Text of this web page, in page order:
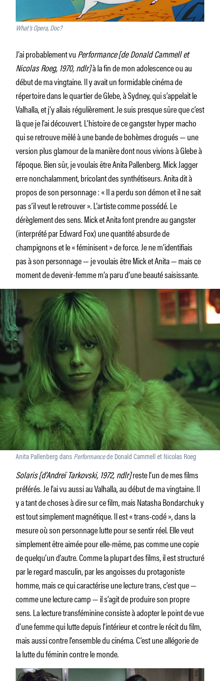
What’s Opera, Doc?
J’ai probablement vuPerformance[de Donald Cammell et
Nicolas Roeg, 1970, ndlr]à la fin de mon adolescence ou au
début de ma vingtaine. Il y avait un formidable cinéma de
répertoire dans le quartier de Glebe, à Sydney, qui s’appelait le
Valhalla, et j’y allais régulièrement. Je suis presque sûre que c’est
là que je l’ai découvert. L’histoire de ce gangster hyper macho
qui se retrouve mêlé à une bande de bohèmes drogués — une
version plus glamour de la manière dont nous vivions à Glebe à
l’époque. Bien sûr, je voulais être Anita Pallenberg. Mick Jagger
erre nonchalamment, bricolant des synthétiseurs. Anita dit à
propos de son personnage : « Il a perdu son démon et il ne sait
pas s’il veut le retrouver ». L’artiste comme possédé. Le
dérèglement des sens. Mick et Anita font prendre au gangster
(interprété par Edward Fox) une quantité absurde de
champignons et le « féminisent » de force. Je ne m’identifiais
pas à son personnage — je voulais être Mick et Anita — mais ce
moment de devenir-femme m’a paru d’une beauté saisissante.
Anita Pallenberg dans Performancede Donald Cammell et Nicolas Roeg
Solaris[d’Andreï Tarkovski, 1972, ndlr]reste l’un de mes films
préférés. Je l’ai vu aussi au Valhalla, au début de ma vingtaine. Il
y a tant de choses à dire sur ce film, mais Natasha Bondarchuk y
est tout simplement magnétique. Il est « trans-codé », dans la
mesure où son personnage lutte pour se sentir réel. Elle veut
simplement être aimée pour elle-même, pas comme une copie
de quelqu’un d’autre. Comme la plupart des films, il est structuré
par le regard masculin, par les angoisses du protagoniste
homme, mais ce qui caractérise une lecture trans, c’est que —
comme une lecture camp — il s’agit de produire son propre
sens. La lecture transféminine consiste à adopter le point de vue
d’une femme qui lutte depuis l’intérieur et contre le récit du film,
mais aussi contre l’ensemble du cinéma. C’est une allégorie de
la lutte du féminin contre le monde.